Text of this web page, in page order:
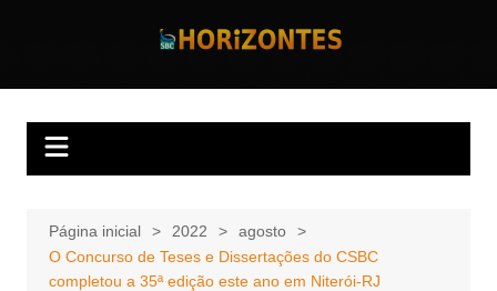
Horizontes
Página inicial 2022
agosto
O Concurso de Teses e Dissertações do CSBC
completou a 35ª edição este ano em Niterói-RJ